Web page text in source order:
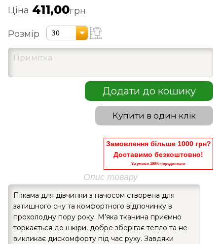
Ціна 411,00грн
Розмір 30
Додати до кошику
Купити в один клік
Замовлення більше 1000 грн?
Доставимо безкоштовно!
За умови 100% передоплати
Опис товару
Піжама для дівчинки з начосом створена для
затишного сну та комфортного відпочинку в
прохолодну пору року. М’яка тканина приємно
торкається до шкіри, добре зберігає тепло та не
викликає дискомфорту під час руху. Завдяки